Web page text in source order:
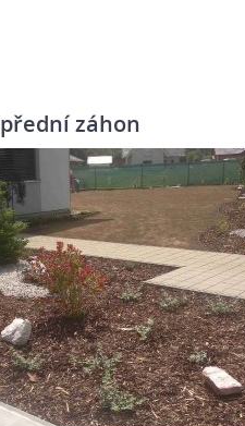
přední záhon